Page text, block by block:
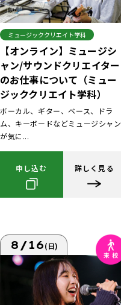
ミュージッククリエイト学科
【オンライン】ミュージシ
ャン/サウンドクリエイター
のお仕事について（ミュー
ジッククリエイト学科）
ボーカル、ギター、ベース、ドラ
ム、キーボードなどミュージシャン
が気に...
申し込む 詳しく見る
8/16(日)